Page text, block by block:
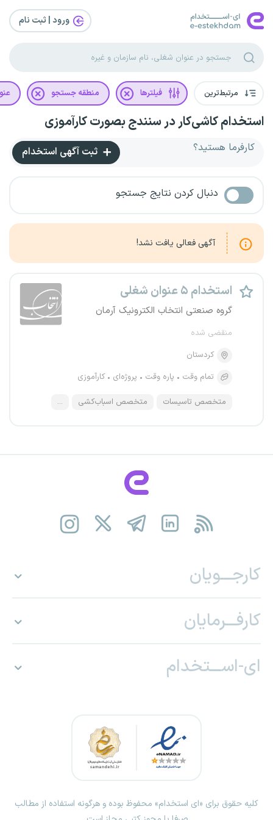
ورود | ثبت‌ نام
مرتبط‌ترین فیلترها منطقه جستجو
استخدام کاشی‌کار در سنندج بصورت کارآموزی
کارفرما هستید؟ ثبت آگهی استخدام
دنبال کردن نتایج جستجو
آگهی فعالی یافت نشد!
استخدام ۵ عنوان شغلی
گروه صنعتی انتخاب الکترونیک آرمان
منقضی شده
کردستان
تمام وقت
پاره وقت پروژه‌ای کارآموزی
متخصص تاسیسات متخصص اسباب‌کشی ...
کارجـــویان
کارفـــرمایان
ای-اســـتخدام
کلیه حقوق برای «ای استخدام» محفوظ بوده و هرگونه استفاده از مطالب